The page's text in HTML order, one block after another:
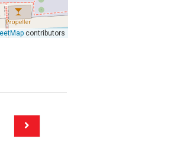
contributors